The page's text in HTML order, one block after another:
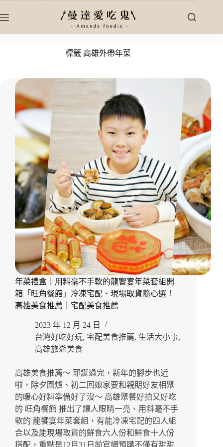
至
標籤 高雄外帶年菜
年菜禮盒｜用料毫不手軟的龍饗宴年菜套組開
箱「旺角餐館」冷凍宅配、現場取貨隨心選！
高雄美食推薦｜宅配美食推薦
2023 年 12 月 24 日
台灣好吃好玩, 宅配美食推薦, 生活大小事,
高雄旅遊美食
高雄美食推薦～ 耶誕過完，新年的腳步也近
啦，除夕圍爐、初二回娘家要和親朋好友相聚
的暖心好料準備好了沒～ 高雄聚餐好拍又好吃
的 旺角餐館 推出了讓人眼睛一亮、用料毫不手
軟的 龍饗宴年菜套組，有能冷凍宅配的四人組
合以及能現場取貨的鮮食六人份和鮮食十人份
搭配，重點是12月31日前官網預購不僅有甜甜